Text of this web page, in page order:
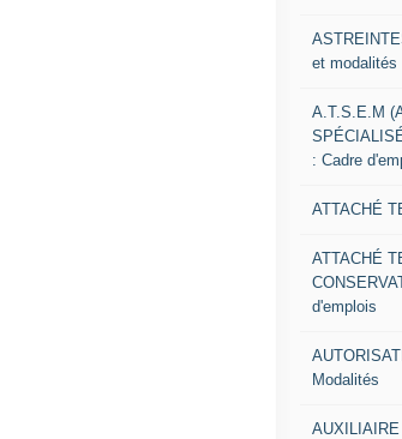
et modalités
A.T.S.E.M
: Cadre
ATTACHÉ
ATTACHÉ
d'emplois
Modalités